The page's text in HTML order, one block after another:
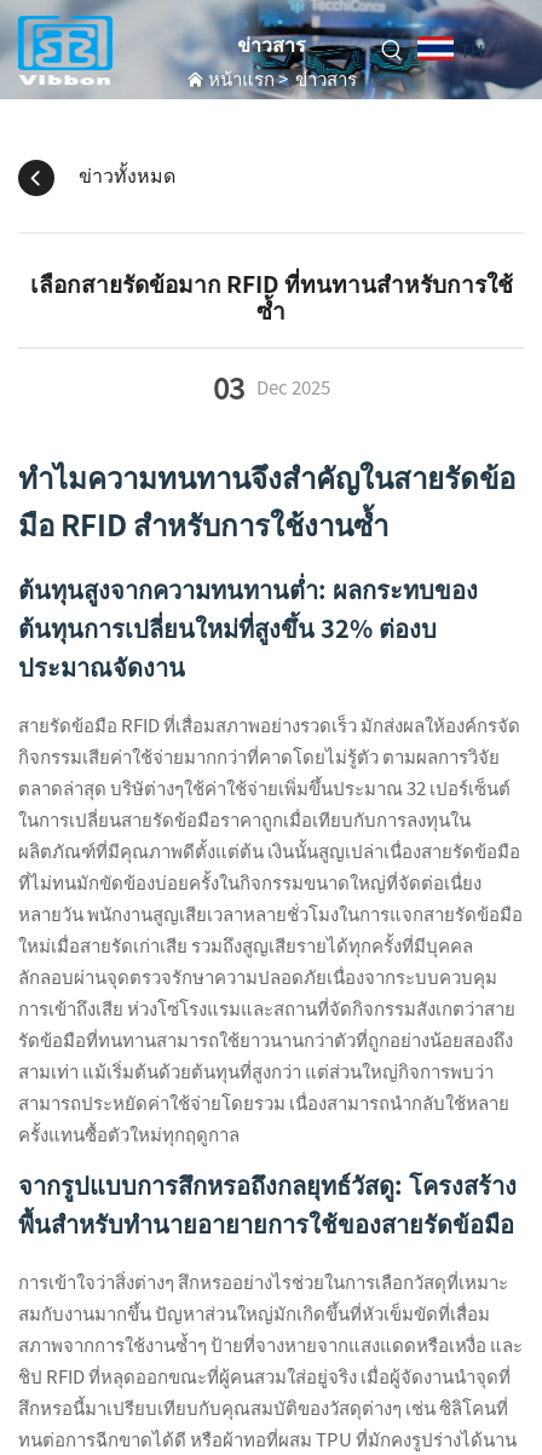
TH
ข่าวสาร
หน้าแรก>ข่าวสาร
ข่าวทั้งหมด
เลือกสายรัดข้อมาก RFID ที่ทนทานสำหรับการใช้
ซ้ำ
03 Dec 2025
ทำไมความทนทานจึงสำคัญในสายรัดข้อ
มือ RFID สำหรับการใช้งานซ้ำ
ต้นทุนสูงจากความทนทานต่ำ: ผลกระทบของ
ต้นทุนการเปลี่ยนใหม่ที่สูงขึ้น 32% ต่องบ
ประมาณจัดงาน
สายรัดข้อมือ RFID ที่เสื่อมสภาพอย่างรวดเร็ว มักส่งผลให้องค์กรจัด
กิจกรรมเสียค่าใช้จ่ายมากกว่าที่คาดโดยไม่รู้ตัว ตามผลการวิจัย
ตลาดล่าสุด บริษัต่างๆใช้ค่าใช้จ่ายเพิ่มขึ้นประมาณ 32 เปอร์เซ็นต์
ในการเปลี่ยนสายรัดข้อมือราคาถูกเมื่อเทียบกับการลงทุนใน
ผลิตภัณฑ์ที่มีคุณภาพดีตั้งแต่ต้น เงินนั้นสูญเปล่าเนื่องสายรัดข้อมือ
ที่ไม่ทนมักขัดข้องบ่อยครั้งในกิจกรรมขนาดใหญ่ที่จัดต่อเนื่ยง
หลายวัน พนักงานสูญเสียเวลาหลายชั่วโมงในการแจกสายรัดข้อมือ
ใหม่เมื่อสายรัดเก่าเสีย รวมถึงสูญเสียรายได้ทุกครั้งที่มีบุคคล
ลักลอบผ่านจุดตรวจรักษาความปลอดภัยเนื่องจากระบบควบคุม
การเข้าถึงเสีย ห่วงโซ่โรงแรมและสถานที่จัดกิจกรรมสังเกตว่าสาย
รัดข้อมือที่ทนทานสามารถใช้ยาวนานกว่าตัวที่ถูกอย่างน้อยสองถึง
สามเท่า แม้เริ่มต้นด้วยต้นทุนที่สูงกว่า แต่ส่วนใหญ่กิจการพบว่า
สามารถประหยัดค่าใช้จ่ายโดยรวม เนื่องสามารถนำกลับใช้หลาย
ครั้งแทนซื้อตัวใหม่ทุกฤดูกาล
จากรูปแบบการสึกหรอถึงกลยุทธ์วัสดู: โครงสร้าง
พื้นสำหรับทำนายอายายการใช้ของสายรัดข้อมือ
การเข้าใจว่าสิ่งต่างๆ สึกหรออย่างไรช่วยในการเลือกวัสดุที่เหมาะ
สมกับงานมากขึ้น ปัญหาส่วนใหญ่มักเกิดขึ้นที่หัวเข็มขัดที่เสื่อม
สภาพจากการใช้งานซ้ำๆ ป้ายที่จางหายจากแสงแดดหรือเหงื่อ และ
ชิป RFID ที่หลุดออกขณะที่ผู้คนสวมใส่อยู่จริง เมื่อผู้จัดงานนำจุดที่
สึกหรอนี้มาเปรียบเทียบกับคุณสมบัติของวัสดุต่างๆ เช่น ซิลิโคนที่
ทนต่อการฉีกขาดได้ดี หรือผ้าทอที่ผสม TPU ที่มักคงรูปร่างได้นาน